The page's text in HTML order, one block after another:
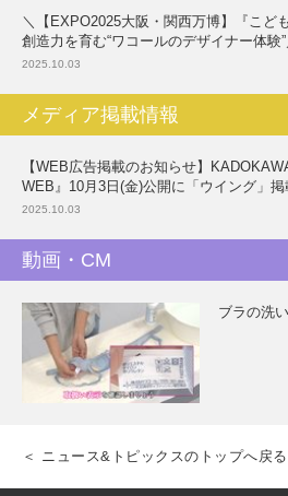
＼【EXPO2025大阪・関西万博】『こ
創造力を育む“ワコールのデザイナー体験”
2025.10.03
メディア掲載情報
【WEB広告掲載のお知らせ】
WEB』10月3日(金)公開に「ウイング」掲
2025.10.03
動画・CM
ブラの洗
＜ ニュース&トピックスのトップへ戻る